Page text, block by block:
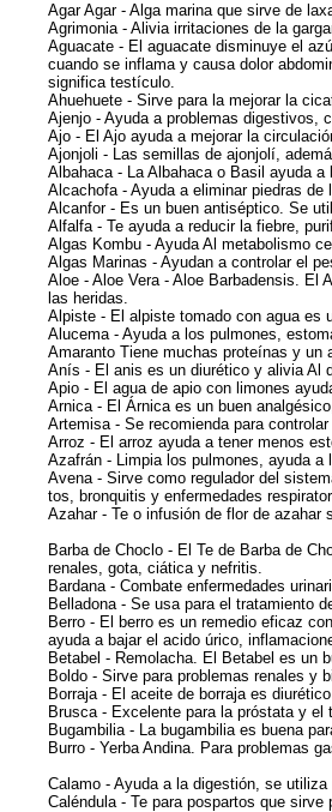
Agar Agar - Alga marina que sirve de
Agrimonia - Alivia irritaciones de la
Aguacate - El aguacate disminuye el
cuando se inflama y causa dolor
significa testículo.
Ahuehuete - Sirve para la mejorar la
Ajenjo - Ayuda a problemas digestivos,
Ajo - El Ajo ayuda a mejorar la
Ajonjoli - Las semillas de ajonjolí,
Albahaca - La Albahaca o Basil ayuda
Alcachofa - Ayuda a eliminar piedras
Alcanfor - Es un buen antiséptico. Se
Alfalfa - Te ayuda a reducir la fiebre,
Algas Kombu - Ayuda Al metabolismo
Algas Marinas - Ayudan a controlar el
Aloe - Aloe Vera - Aloe Barbadensis. El
las heridas.
Alpiste - El alpiste tomado con agua es
Alucema - Ayuda a los pulmones,
Amaranto Tiene muchas proteínas y un
Anís - El anis es un diurético y alivia Al
Apio - El agua de apio con limones
Arnica - El Árnica es un buen
Artemisa - Se recomienda para
Arroz - El arroz ayuda a tener menos
Azafrán - Limpia los pulmones, ayuda
Avena - Sirve como regulador del
tos, bronquitis y enfermedades
Azahar - Te o infusión de flor de azahar
Barba de Choclo - El Te de Barba de
renales, gota, ciática y nefritis.
Bardana - Combate enfermedades
Belladona - Se usa para el tratamiento
Berro - El berro es un remedio eficaz
ayuda a bajar el acido úrico,
Betabel - Remolacha. El Betabel es un
Boldo - Sirve para problemas renales y
Borraja - El aceite de borraja es
Brusca - Excelente para la próstata y el
Bugambilia - La bugambilia es buena
Burro - Yerba Andina. Para problemas
Calamo - Ayuda a la digestión, se
Caléndula - Te para pospartos que